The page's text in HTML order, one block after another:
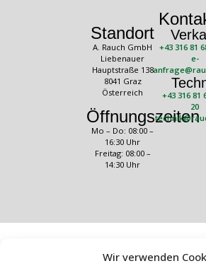
Wir verwenden
Standort
A. Rauch GmbH
Liebenauer
Hauptstraße 138
8041 Graz
Österreich
Öffnungszeiten
Mo – Do: 08:00 –
16:30 Uhr
Freitag: 08:00 –
14:30 Uhr
+43 316 81
e-
+43 316 81
20